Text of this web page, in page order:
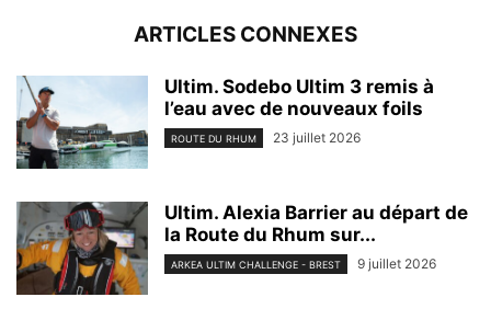
ARTICLES CONNEXES
Ultim. Sodebo Ultim 3 remis à
l’eau avec de nouveaux foils
ROUTE DU RHUM 23 juillet 2026
Ultim. Alexia Barrier au départ de
la Route du Rhum sur...
ARKEA ULTIM CHALLENGE - BREST 9 juillet 2026